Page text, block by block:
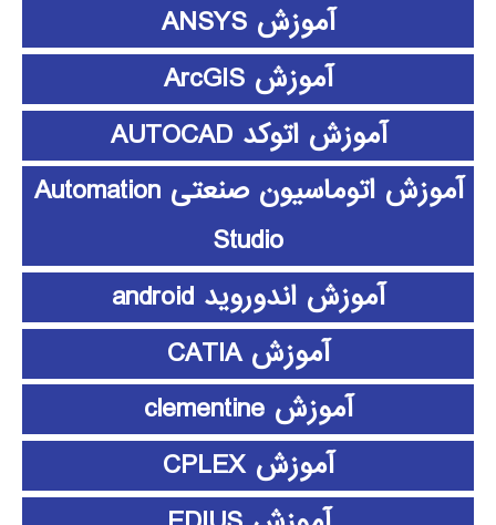
آموزش ANSYS
آموزش ArcGIS
آموزش اتوکد AUTOCAD
آموزش اتوماسیون صنعتی Automation
Studio
آموزش اندوروید android
آموزش CATIA
آموزش clementine
آموزش CPLEX